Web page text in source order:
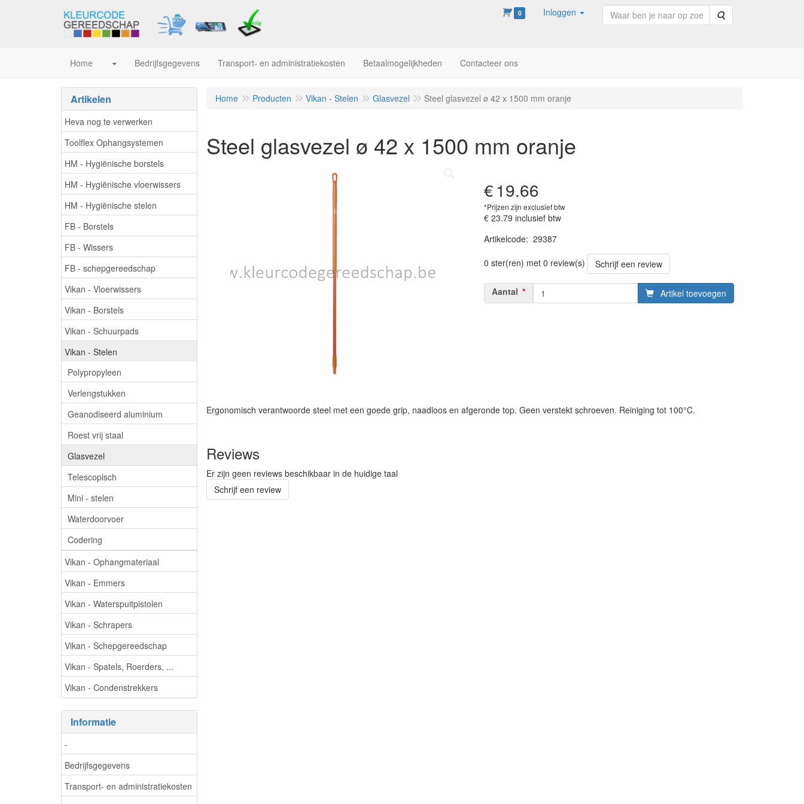
0 Inloggen Zoeken
Home Bedrijfsgegevens Transport- en administratiekosten Betaalmogelijkheden Contacteer ons
Artikelen
Heva nog te verwerken
Toolflex Ophangsystemen
HM - Hygiënische borstels
HM - Hygiënische vloerwissers
HM - Hygiënische stelen
FB - Borstels
FB - Wissers
FB - schepgereedschap
Vikan - Vloerwissers
Vikan - Borstels
Vikan - Schuurpads
Vikan - Stelen
Polypropyleen
Verlengstukken
Geanodiseerd aluminium
Roest vrij staal
Glasvezel
Telescopisch
Mini - stelen
Waterdoorvoer
Codering
Vikan - Ophangmateriaal
Vikan - Emmers
Vikan - Waterspuitpistolen
Vikan - Schrapers
Vikan - Schepgereedschap
Vikan - Spatels, Roerders, ...
Vikan - Condenstrekkers
Informatie
-
Bedrijfsgegevens
Transport- en administratiekosten
Home Producten Vikan - Stelen Glasvezel Steel glasvezel ø 42 x 1500 mm oranje
Steel glasvezel ø 42 x 1500 mm oranje
€19.66
*Prijzen zijn exclusief btw
€ 23.79 inclusief btw
Artikelcode: 29387
0 ster(ren) met 0 review(s)
Schrijf een review
Aantal Artikel toevoegen
Ergonomisch verantwoorde steel met een goede grip, naadloos en afgeronde top. Geen verstekt schroeven. Reiniging tot 100°C.
Reviews
Er zijn geen reviews beschikbaar in de huidige taal
Schrijf een review